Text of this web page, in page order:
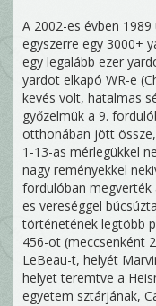
A 2002-es évben
egyszerre egy 3000+
egy legalább ezer
yardot elkapó WR-e
kevés volt, hatalmas
győzelmük a 9.
otthonában jött
1-13-as mérlegükkel
nagy reményekkel
fordulóban megverték
es vereséggel
történetének legtöbb
456-ot (meccsenként
LeBeau-t, helyét
helyet teremtve a
egyetem sztárjának,